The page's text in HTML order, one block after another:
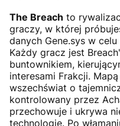
The Breach to
graczy, w której
danych Gene.sys w
Każdy gracz jest
buntownikiem,
interesami Frakcji.
wszechświat o
kontrolowany przez
przechowuje i ukrywa
technologie. Po